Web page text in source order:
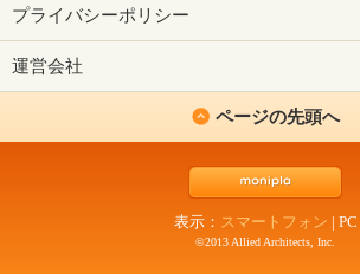
プライバシーポリシー
運営会社
ページの先頭へ
表示： スマートフォン | PC
©2013 Allied Architects, Inc.